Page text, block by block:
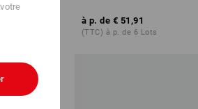
à p. de € 51,91
(TTC) à p. de 6 Lots